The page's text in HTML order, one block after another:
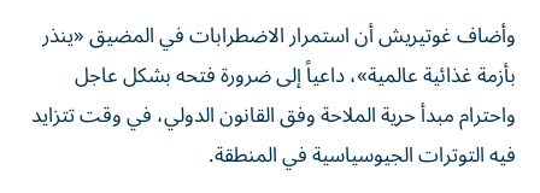
وأضاف غوتيريش أن استمرار الاضطرابات في المضيق «ينذر
بأزمة غذائية عالمية»، داعياً إلى ضرورة فتحه بشكل عاجل
واحترام مبدأ حرية الملاحة وفق القانون الدولي، في وقت تتزايد
فيه التوترات الجيوسياسية في المنطقة.